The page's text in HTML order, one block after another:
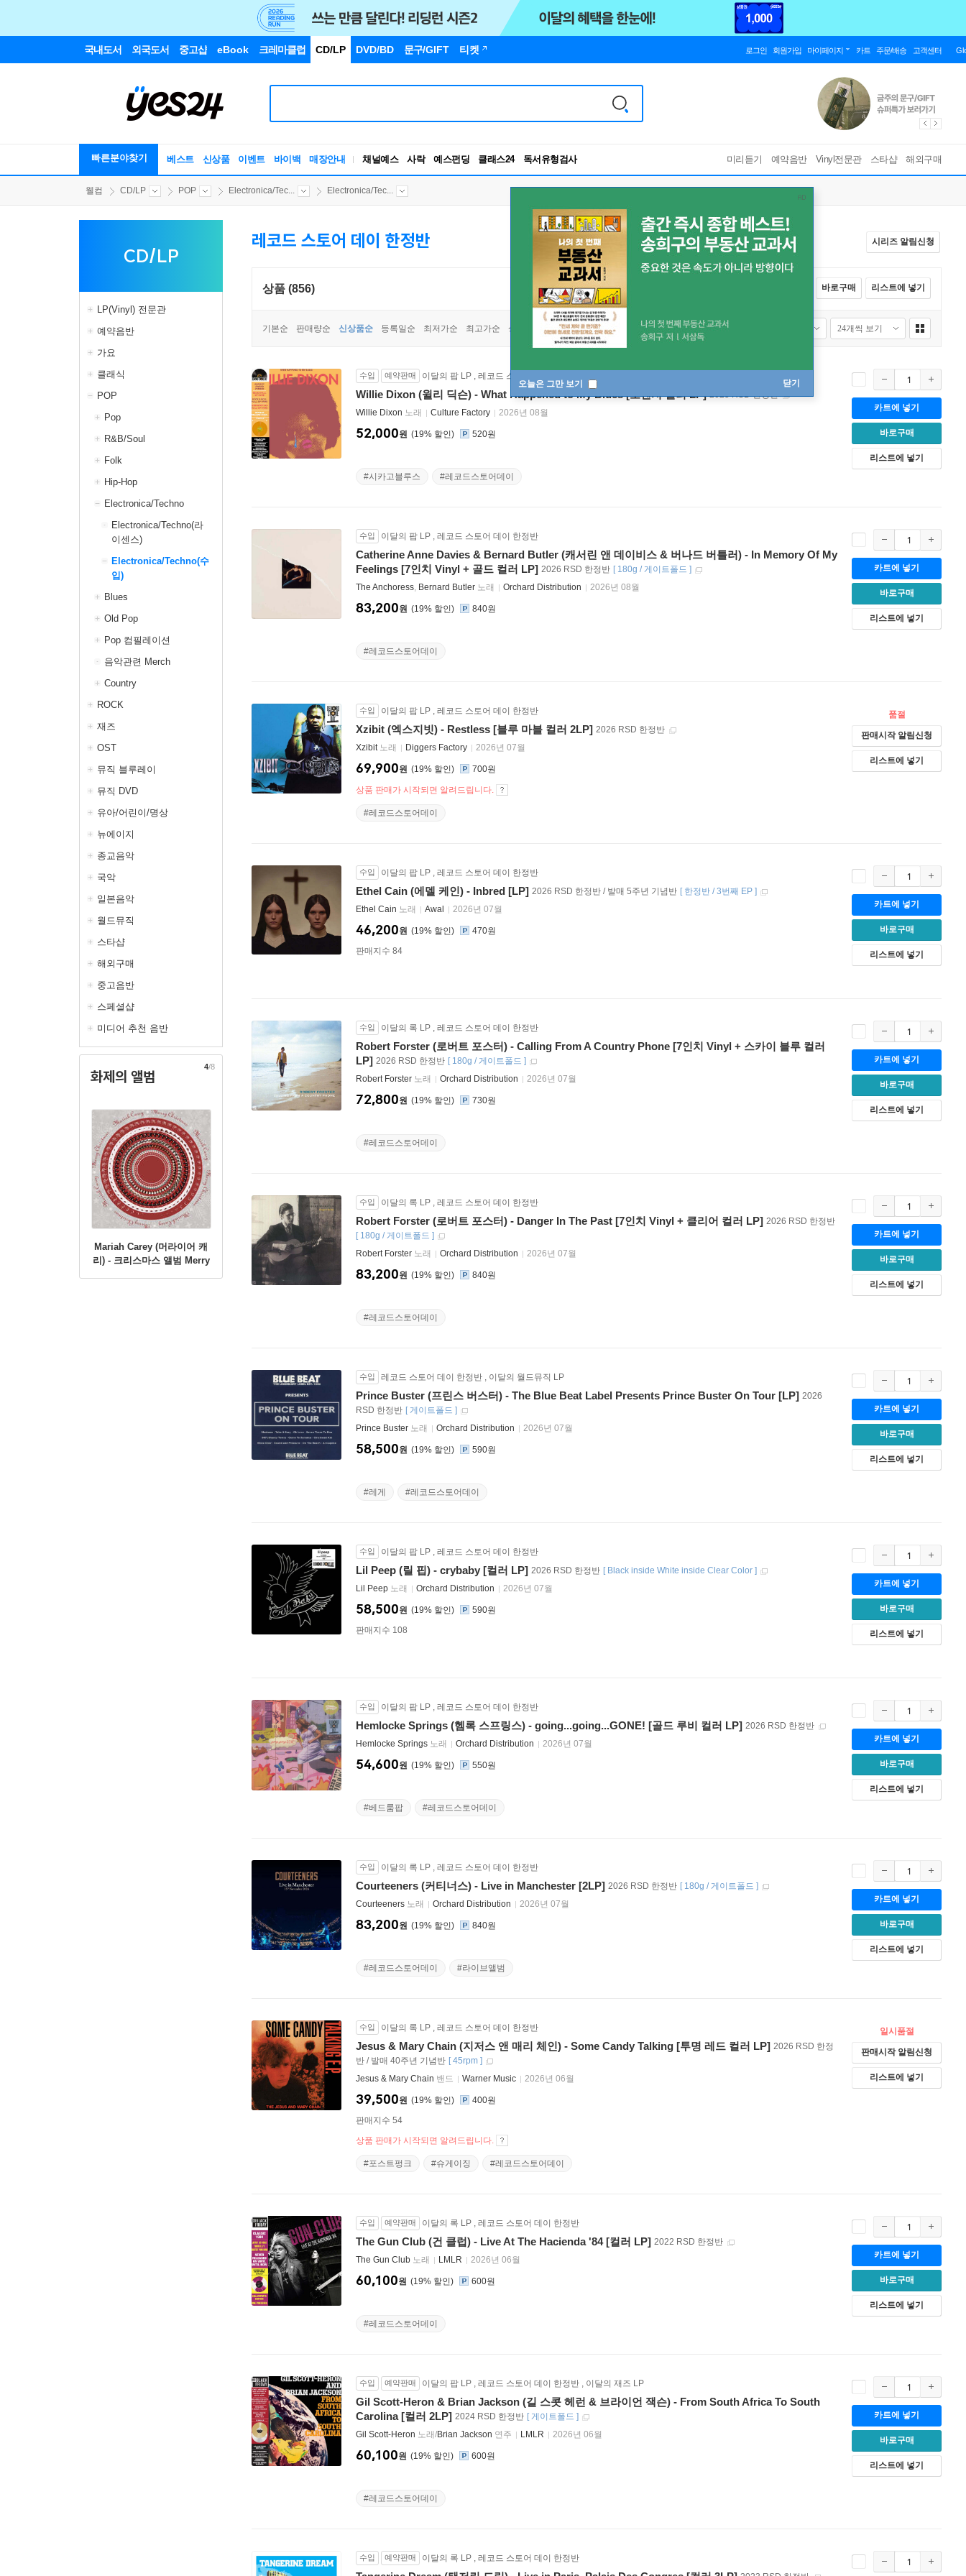
국내도서 외국도서 중고샵 eBook 크레마클럽 CD/LP DVD/BD 문구/GIFT 티켓 로그인 회원가입 마이페이지 카트 주문/배송 고객센터
빠른분야찾기 베스트 신상품 이벤트 바이백 매장안내 채널예스 사락 예스펀딩 클래스24
독서유형검사
RBTI Lab
독서유형검사
미리듣기 예약음반 Vinyl전문관 스타샵 해외구매
오늘은 그만 보기 닫기
웰컴 CD/LP POP Electronica/Tec... Electronica/Tec...
CD/LP
LP(Vinyl) 전문관
예약음반
가요
클래식
POP
Pop
R&B/Soul
Folk
Hip-Hop
Electronica/Techno
Electronica/Techno(라
이센스)
Electronica/Techno(수
입)
Blues
Old Pop
Pop 컴필레이션
음악관련 Merch
Country
ROCK
재즈
OST
뮤직 블루레이
뮤직 DVD
유아/어린이/명상
뉴에이지
종교음악
국악
일본음악
월드뮤직
스타샵
해외구매
중고음반
스페셜샵
미디어 추천 음반
화제의 앨범
Mariah Carey (머라이어 캐
리) - 크리스마스 앨범 Merry
4/8
레코드 스토어 데이 한정반 시리즈 알림신청
상품 (856) 바로구매 리스트에 넣기
기본순 판매량순 신상품순 등록일순 최저가순 최고가순 상품명순
수입 예약판매 이달의 팝 LP , 레코드 스토어 데이 한정반
Willie Dixon (윌리 딕슨) - What Happened to My Blues [오렌지 컬러 LP] 2025 RSD 한정반
Willie Dixon 노래 Culture Factory 2026년 08월
19%
52,000원 520원
#시카고블루스 #레코드스토어데이
카트에 넣기
바로구매
리스트에 넣기
수입 이달의 팝 LP , 레코드 스토어 데이 한정반
Catherine Anne Davies & Bernard Butler (캐서린 앤 데이비스 & 버나드 버틀러) - In Memory Of My
Feelings [7인치 Vinyl + 골드 컬러 LP] 2026 RSD 한정반 [ 180g / 게이트폴드 ]
The Anchoress, Bernard Butler 노래 Orchard Distribution 2026년 08월
19%
83,200원 840원
#레코드스토어데이
카트에 넣기
바로구매
리스트에 넣기
수입 이달의 팝 LP , 레코드 스토어 데이 한정반
Xzibit (엑스지빗) - Restless [블루 마블 컬러 2LP] 2026 RSD 한정반
Xzibit노래 Diggers Factory 2026년 07월
19%
69,900원 700원
상품 판매가 시작되면 알려드립니다.
#레코드스토어데이
품절
판매시작 알림신청
리스트에 넣기
수입 이달의 팝 LP , 레코드 스토어 데이 한정반
Ethel Cain (에델 케인) - Inbred [LP] 2026 RSD 한정반 / 발매 5주년 기념반 [ 한정반 / 3번째 EP ]
Ethel Cain 노래 Awal 2026년 07월
19%
46,200원
470원
판매지수 84
카트에 넣기
바로구매
리스트에 넣기
수입 이달의 록 LP , 레코드 스토어 데이 한정반
Robert Forster (로버트 포스터) - Calling From A Country Phone [7인치 Vinyl + 스카이 블루 컬러
LP] 2026 RSD 한정반 [ 180g / 게이트폴드 ]
Robert Forster 노래 Orchard Distribution 2026년 07월
19%
72,800원 730원
#레코드스토어데이
카트에 넣기
바로구매
리스트에 넣기
수입 이달의 록 LP , 레코드 스토어 데이 한정반
Robert Forster (로버트 포스터) - Danger In The Past [7인치 Vinyl + 클리어 컬러 LP] 2026 RSD 한정반
[ 180g / 게이트폴드 ]
Robert Forster 노래 Orchard Distribution 2026년 07월
19%
83,200원 840원
#레코드스토어데이
카트에 넣기
바로구매
리스트에 넣기
수입 레코드 스토어 데이 한정반 , 이달의 월드뮤직 LP
Prince Buster (프린스 버스터) - The Blue Beat Label Presents Prince Buster On Tour [LP] 2026
RSD 한정반 [게이트폴드 ]
Prince Buster 노래 Orchard Distribution 2026년 07월
19%
58,500원 590원
#레게 #레코드스토어데이
카트에 넣기
바로구매
리스트에 넣기
수입 이달의 팝 LP , 레코드 스토어 데이 한정반
Lil Peep (릴 핍) - crybaby [컬러 LP] 2026 RSD 한정반 [ Black inside White inside Clear Color ]
Lil Peep 노래 Orchard Distribution 2026년 07월
19%
58,500원
590원
판매지수 108
카트에 넣기
바로구매
리스트에 넣기
수입 이달의 팝 LP , 레코드 스토어 데이 한정반
Hemlocke Springs (헴록 스프링스) - going...going...GONE! [골드 루비 컬러 LP] 2026 RSD 한정반
Hemlocke Springs 노래 Orchard Distribution 2026년 07월
19%
54,600원 550원
#베드룸팝 #레코드스토어데이
카트에 넣기
바로구매
리스트에 넣기
수입 이달의 록 LP , 레코드 스토어 데이 한정반
Courteeners (커티너스) - Live in Manchester [2LP] 2026 RSD 한정반 [ 180g / 게이트폴드 ]
Courteeners 노래 Orchard Distribution 2026년 07월
19%
83,200원 840원
#레코드스토어데이 #라이브앨범
카트에 넣기
바로구매
리스트에 넣기
수입 이달의 록 LP , 레코드 스토어 데이 한정반
Jesus & Mary Chain (지저스 앤 매리 체인) - Some Candy Talking [투명 레드 컬러 LP] 2026 RSD 한정
반 / 발매 40주년 기념반 [45rpm ]
Jesus & Mary Chain 밴드 Warner Music 2026년 06월
19%
39,500원
400원
판매지수 54
상품 판매가 시작되면 알려드립니다.
#포스트펑크 #슈게이징 #레코드스토어데이
일시품절
판매시작 알림신청
리스트에 넣기
수입 예약판매 이달의 록 LP , 레코드 스토어 데이 한정반
The Gun Club (건 클럽) - Live At The Hacienda '84 [컬러 LP] 2022 RSD 한정반
The Gun Club 노래 LMLR 2026년 06월
19%
60,100원 600원
#레코드스토어데이
카트에 넣기
바로구매
리스트에 넣기
수입 예약판매 이달의 팝 LP , 레코드 스토어 데이 한정반 , 이달의 재즈 LP
Gil Scott-Heron & Brian Jackson (길 스콧 헤런 & 브라이언 잭슨) - From South Africa To South
Carolina [컬러 2LP] 2024 RSD 한정반 [게이트폴드 ]
Gil Scott-Heron 노래/Brian Jackson 연주 LMLR 2026년 06월
19%
60,100원 600원
#레코드스토어데이
카트에 넣기
바로구매
리스트에 넣기
수입 예약판매 이달의 록 LP , 레코드 스토어 데이 한정반